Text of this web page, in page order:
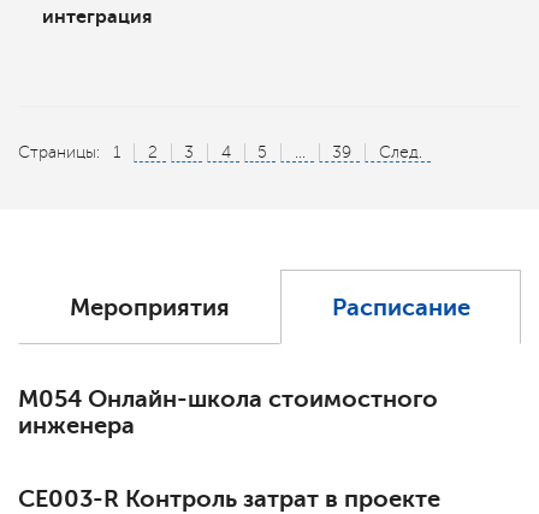
интеграция
Страницы: 1 2 3 4 5 ... 39 След.
Мероприятия Расписание
М054 Онлайн-школа стоимостного
инженера
СЕ003-R Контроль затрат в проекте